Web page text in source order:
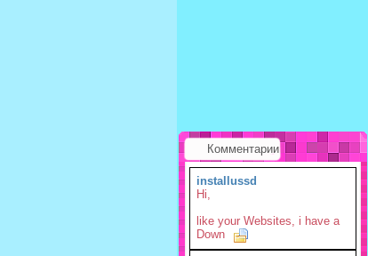
Комментарии
installussd
Hi,
like your Websites, i have a
Down